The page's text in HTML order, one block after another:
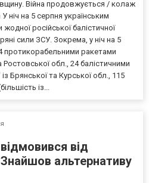
Війна продовжується / колаж
на 5 серпня українським
російської балістичної
сили ЗСУ. Зокрема, у ніч на 5
протикорабельними ракетами
Ростовської обл., 24 балістичними
Брянської та Курської обл., 115
із...
від
альтернативу